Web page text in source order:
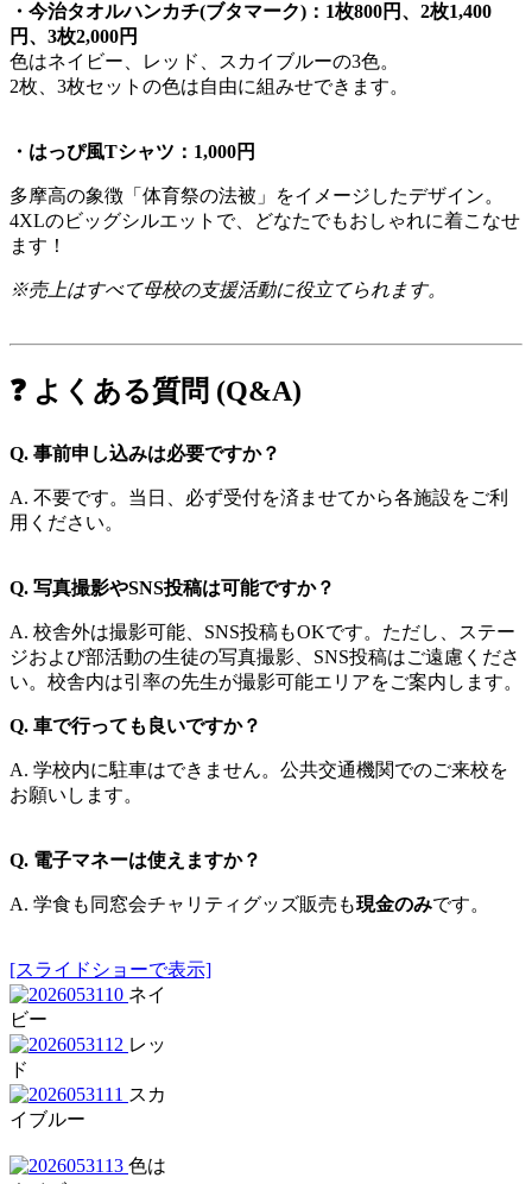
・今治タオルハンカチ(ブタマーク)：1枚800円、2枚1,400
円、3枚2,000円
色はネイビー、レッド、スカイブルーの3色。
2枚、3枚セットの色は自由に組みせできます。
・はっぴ風Tシャツ：1,000円
多摩高の象徴「体育祭の法被」をイメージしたデザイン。
4XLのビッグシルエットで、どなたでもおしゃれに着こなせ
ます！
※売上はすべて母校の支援活動に役立てられます。
❓ よくある質問 (Q&A)
Q. 事前申し込みは必要ですか？
A. 不要です。当日、必ず受付を済ませてから各施設をご利
用ください。
Q. 写真撮影やSNS投稿は可能ですか？
A. 校舎外は撮影可能、SNS投稿もOKです。ただし、ステー
ジおよび部活動の生徒の写真撮影、SNS投稿はご遠慮くださ
い。 校舎内は引率の先生が撮影可能エリアをご案内します。
Q. 車で行っても良いですか？
A. 学校内に駐車はできません。公共交通機関でのご来校を
お願いします。
Q. 電子マネーは使えますか？
A. 学食も同窓会チャリティグッズ販売も現金のみです。
[スライドショーで表示]
ネイ
ビー
レッ
ド
スカ
イブルー
色は